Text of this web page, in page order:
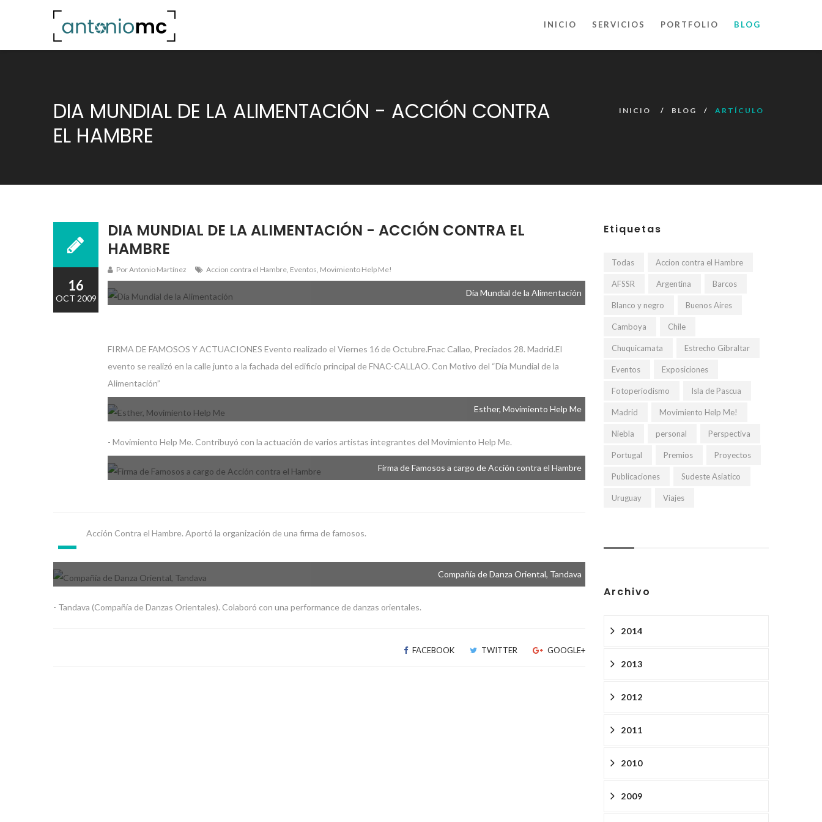
INICIO SERVICIOS PORTFOLIO BLOG
DIA MUNDIAL DE LA ALIMENTACIÓN - ACCIÓN CONTRA
EL HAMBRE
INICIO BLOG ARTÍCULO
DIA MUNDIAL DE LA ALIMENTACIÓN - ACCIÓN CONTRA EL
HAMBRE
Por Antonio Martínez Accion contra el Hambre, Eventos, Movimiento Help Me!
Día Mundial de la Alimentación
FIRMA DE FAMOSOS Y ACTUACIONES Evento realizado el Viernes 16 de Octubre.Fnac Callao, Preciados 28. Madrid.El
evento se realizó en la calle junto a la fachada del edificio principal de FNAC-CALLAO. Con Motivo del “Día Mundial de la
Alimentación”
Esther, Movimiento Help Me
- Movimiento Help Me. Contribuyó con la actuación de varios artistas integrantes del Movimiento Help Me.
Firma de Famosos a cargo de Acción contra el Hambre
16
OCT 2009
- Acción Contra el Hambre. Aportó la organización de una firma de famosos.
Compañía de Danza Oriental, Tandava
- Tandava (Compañía de Danzas Orientales). Colaboró con una performance de danzas orientales.
FACEBOOK TWITTER GOOGLE+
Etiquetas
Todas Accion contra el Hambre
AFSSR Argentina Barcos
Blanco y negro Buenos Aires
Camboya Chile
Chuquicamata Estrecho Gibraltar
Eventos Exposiciones
Fotoperiodismo Isla de Pascua
Madrid Movimiento Help Me!
Niebla personal Perspectiva
Portugal Premios Proyectos
Publicaciones Sudeste Asiatico
Uruguay Viajes
Archivo
2014
2013
2012
2011
2010
2009